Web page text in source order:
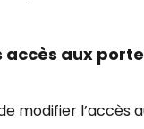
aux
modifier l’accès